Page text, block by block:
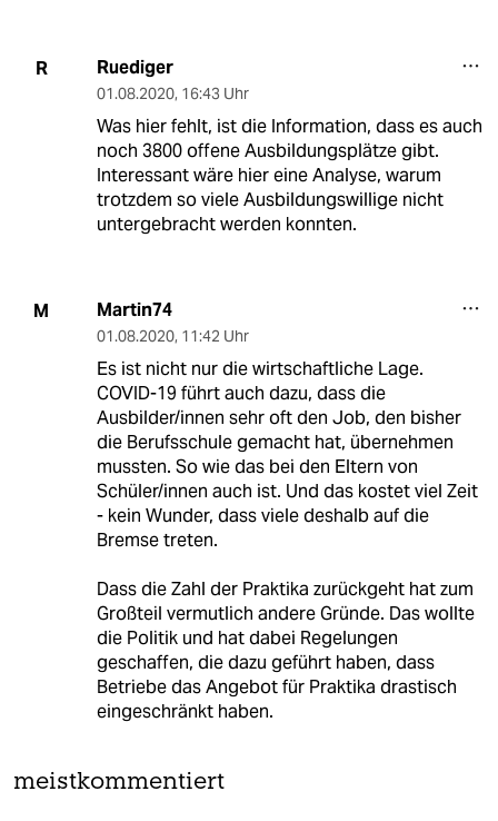
R Ruediger
01.08.2020, 16:43 Uhr
Was hier fehlt, ist die Information, dass es auch
noch 3800 offene Ausbildungsplätze gibt.
Interessant wäre hier eine Analyse, warum
trotzdem so viele Ausbildungswillige nicht
untergebracht werden konnten.
M Martin74
01.08.2020, 11:42 Uhr
Es ist nicht nur die wirtschaftliche Lage.
COVID-19 führt auch dazu, dass die
Ausbilder/innen sehr oft den Job, den bisher
die Berufsschule gemacht hat, übernehmen
mussten. So wie das bei den Eltern von
Schüler/innen auch ist. Und das kostet viel Zeit
- kein Wunder, dass viele deshalb auf die
Bremse treten.
Dass die Zahl der Praktika zurückgeht hat zum
Großteil vermutlich andere Gründe. Das wollte
die Politik und hat dabei Regelungen
geschaffen, die dazu geführt haben, dass
Betriebe das Angebot für Praktika drastisch
eingeschränkt haben.
meistkommentiert